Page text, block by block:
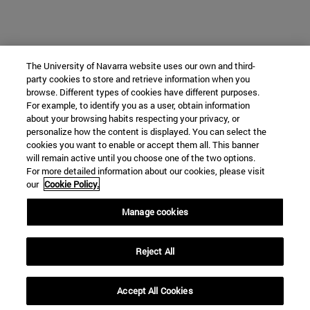
The University of Navarra website uses our own and third-
party cookies to store and retrieve information when you
browse. Different types of cookies have different purposes.
For example, to identify you as a user, obtain information
about your browsing habits respecting your privacy, or
personalize how the content is displayed. You can select the
cookies you want to enable or accept them all. This banner
will remain active until you choose one of the two options.
For more detailed information about our cookies, please visit
our Cookie Policy.
Manage cookies
Reject All
Accept All Cookies